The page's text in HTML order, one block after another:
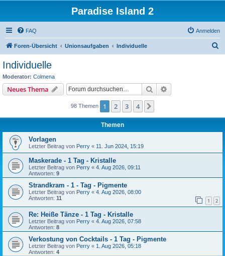
Paradise Island 2
FAQ Anmelden
Foren-Übersicht Unionsaufgaben Individuelle
Individuelle
Moderator: Colmena
Neues Thema Suche
98 Themen 1 2 3 4
Themen
Vorlagen
Letzter Beitrag von Perry « 11. Jun 2024, 15:19
Maskerade - 1 Tag - Kristalle
Letzter Beitrag von Perry « 4. Aug 2026, 09:11
Antworten: 9
Strandkram - 1 - Tag - Pigmente
Letzter Beitrag von Perry « 4. Aug 2026, 08:00
Antworten: 11 1 2
Re: Heiße Tänze - 1 Tag - Kristalle
Letzter Beitrag von Perry « 4. Aug 2026, 07:58
Antworten: 8
Verkostung von Cocktails - 1 Tag - Pigmente
Letzter Beitrag von Perry « 1. Aug 2026, 05:18
Antworten: 4